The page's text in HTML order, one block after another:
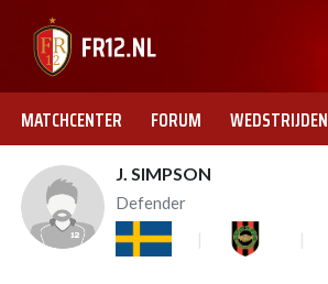
MATCHCENTER FORUM WEDSTRIJDEN
J. SIMPSON
Defender